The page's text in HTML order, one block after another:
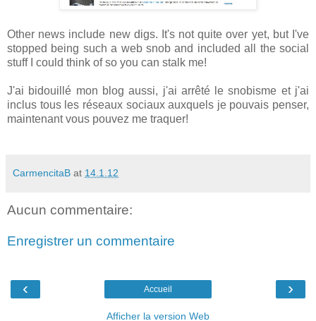
Other news include new digs. It's not quite over yet, but I've
stopped being such a web snob and included all the social
stuff I could think of so you can stalk me!
J'ai bidouillé mon blog aussi, j'ai arrêté le snobisme et j'ai
inclus tous les réseaux sociaux auxquels je pouvais penser,
maintenant vous pouvez me traquer!
CarmencitaB at 14.1.12
Aucun commentaire:
Enregistrer un commentaire
‹ ›
Accueil
Afficher la version Web